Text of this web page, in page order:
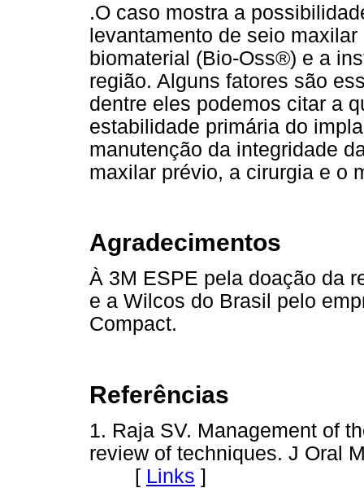
.O caso mostra a
levantamento de seio
biomaterial (Bio-Oss®) e a
região. Alguns fatores são
dentre eles podemos citar a
estabilidade primária do
manutenção da integridade
maxilar prévio, a cirurgia e o
Agradecimentos
À 3M ESPE pela doação da
e a Wilcos do Brasil pelo
Compact.
Referências
1. Raja SV. Management of
review of techniques. J Oral
[ Links ]